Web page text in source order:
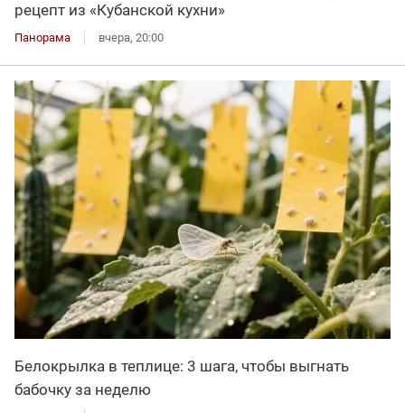
рецепт из «Кубанской кухни»
Панорама вчера, 20:00
Белокрылка в теплице: 3 шага, чтобы выгнать
бабочку за неделю